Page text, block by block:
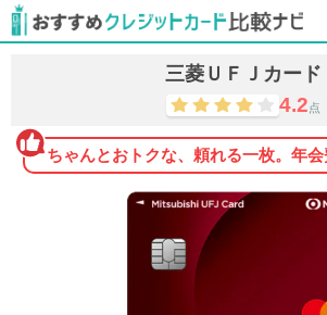
三菱ＵＦＪカード
4.2点
ちゃんとおトクな、頼れる一枚。年会